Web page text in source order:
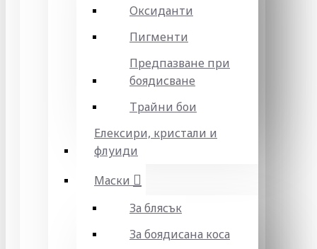
Оксиданти
Пигменти
Предпазване при
боядисване
Трайни бои
Елексири, кристали и
флуиди
Маски
За блясък
За боядисана коса